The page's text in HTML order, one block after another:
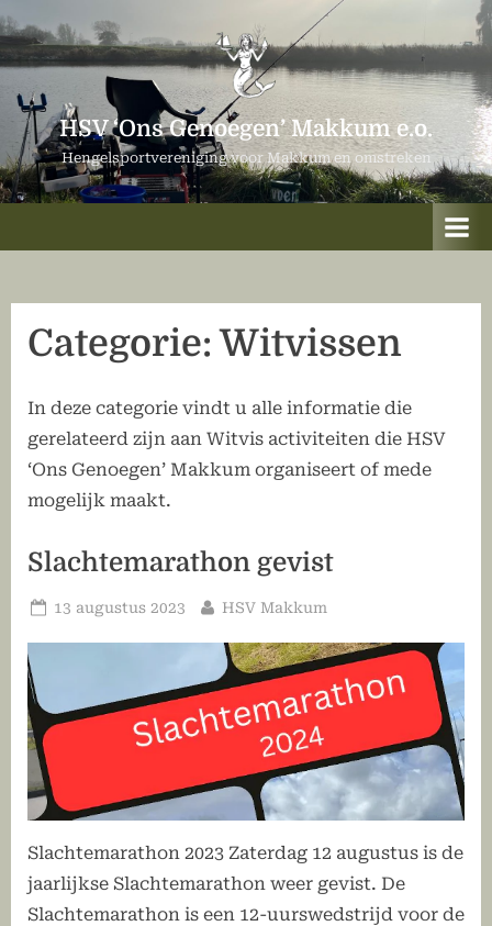
Ga
naar
de
inhoud
HSV ‘Ons Genoegen’ Makkum e.o.
Hengelsportvereniging voor Makkum en omstreken
Categorie:Witvissen
In deze categorie vindt u alle informatie die
gerelateerd zijn aan Witvis activiteiten die HSV
‘Ons Genoegen’ Makkum organiseert of mede
mogelijk maakt.
Slachtemarathon gevist
Geplaatst
13 augustus 2023 Door
HSV Makkum
Slachtemarathon 2023 Zaterdag 12 augustus is de
jaarlijkse Slachtemarathon weer gevist. De
Slachtemarathon is een 12-uurswedstrijd voor de